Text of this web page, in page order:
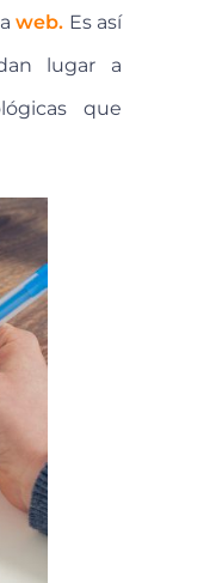
web. Es así
lugar a
que